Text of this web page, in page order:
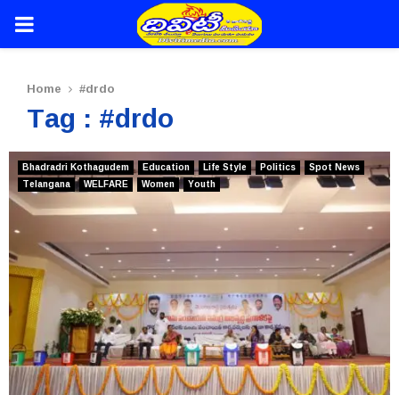
PRIMARY
Home #drdo
Tag : #drdo
Bhadradri Kothagudem Education Life Style Politics
Spot News
Telangana
WELFARE Women Youth